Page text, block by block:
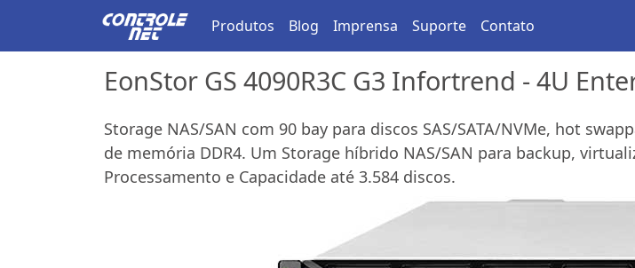
Produtos Blog Imprensa Suporte Contato
EonStor GS 4090R3C G3 Infortrend - 4U
Storage NAS/SAN com 90 bay para discos SAS/SATA/NVMe, hot
de memória DDR4. Um Storage híbrido NAS/SAN para backup,
Processamento e Capacidade até 3.584 discos.